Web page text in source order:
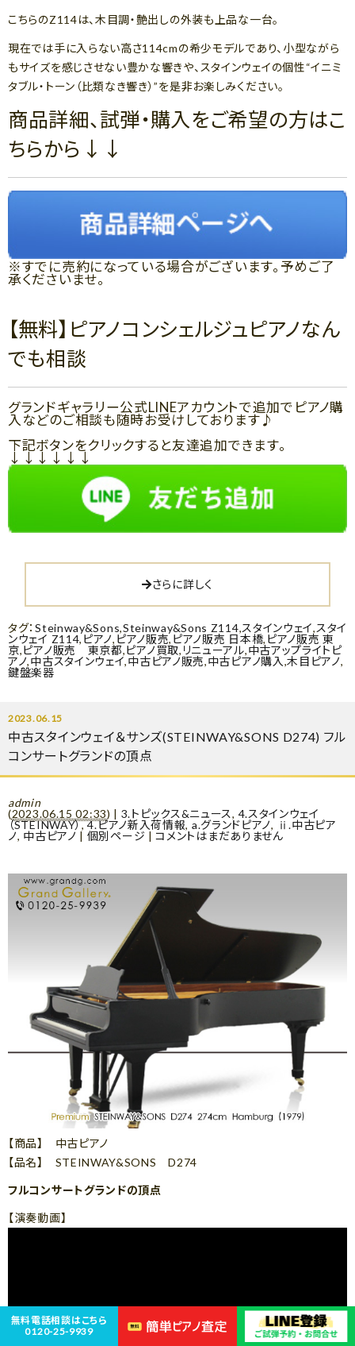
こちらのZ114は、木目調・艶出しの外装も上品な一台。
現在では手に入らない高さ114cmの希少モデルであり、小型ながら
もサイズを感じさせない豊かな響きや、スタインウェイの個性“イニミ
タブル・トーン（比類なき響き）”を是非お楽しみください。
商品詳細、試弾・購入をご希望の方はこ
ちらから↓↓
※すでに売約になっている場合がございます。予めご了
承くださいませ。
【無料】ピアノコンシェルジュピアノなん
でも相談
グランドギャラリー公式LINEアカウントで追加でピアノ購
入などのご相談も随時お受けしております♪
下記ボタンをクリックすると友達追加できます。
↓↓↓↓↓↓
さらに詳しく
タグ：Steinway&Sons,Steinway&Sons Z114,スタインウェイ,スタイ
ンウェイ Z114, ピアノ, ピアノ販売, ピアノ販売 日本橋, ピアノ販売 東
京,ピアノ販売 東京都,ピアノ買取, リニューアル,中古アップライトピ
アノ,中古スタインウェイ,中古ピアノ販売,中古ピアノ購入,木目ピアノ,
鍵盤楽器
2023.06.15
中古スタインウェイ＆サンズ(STEINWAY&SONS D274) フル
コンサートグランドの頂点
admin
(2023.06.15 02:33) | 3.トピックス&ニュース, 4.スタインウェイ
（STEINWAY）,4.ピアノ新入荷情報, a.グランドピアノ, ⅱ.中古ピア
ノ, 中古ピアノ | 個別ページ |コメントはまだありません
【商品】 中古ピアノ
【品名】 STEINWAY&SONS D274
フルコンサートグランドの頂点
【演奏動画】
無料電話相談はこちら
0120-25-9939